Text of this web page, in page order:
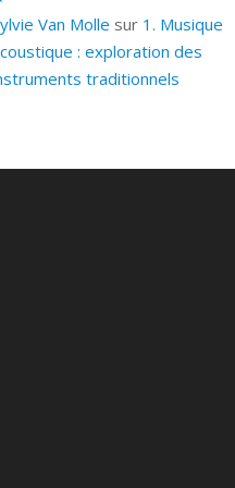
Van Molle sur 1. Musique
: exploration des
traditionnels